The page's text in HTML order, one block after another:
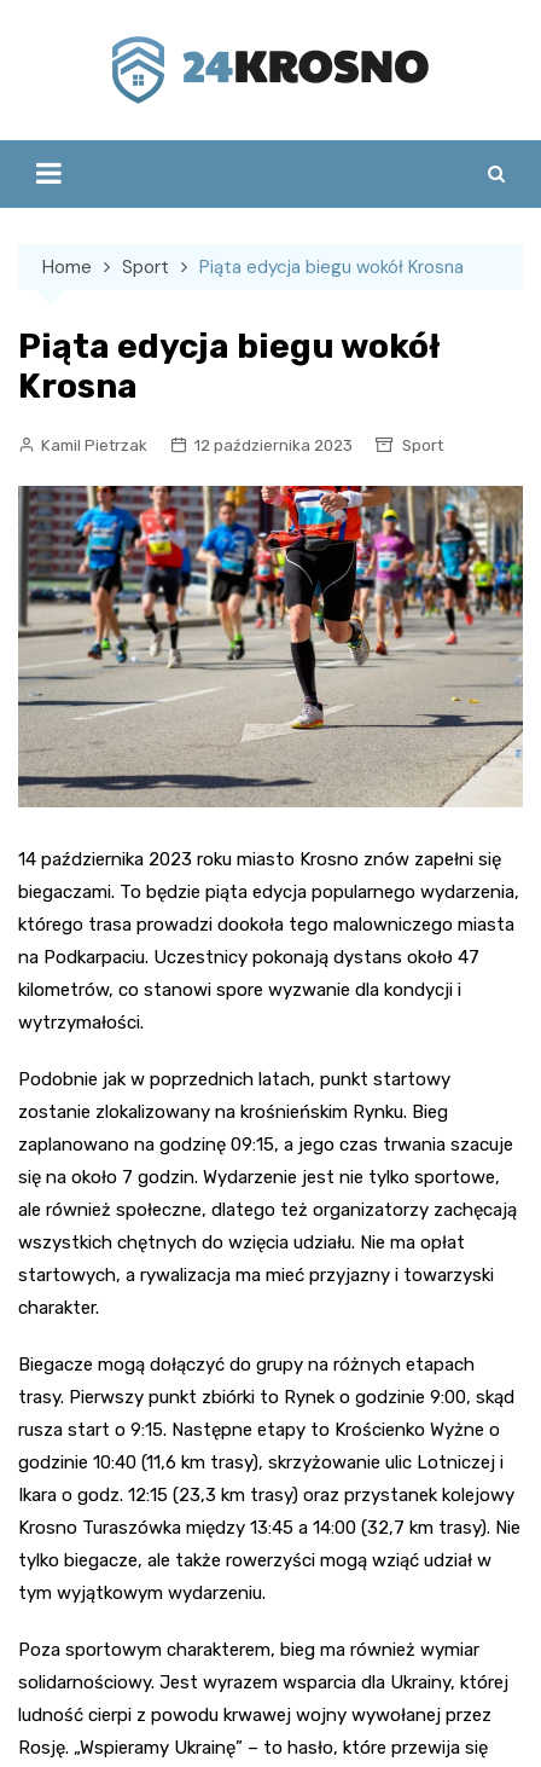
Home Sport Piąta edycja biegu wokół Krosna
Piąta edycja biegu wokół
Krosna
Kamil Pietrzak 12 października 2023 Sport
14 października 2023 roku miasto Krosno znów zapełni się
biegaczami. To będzie piąta edycja popularnego wydarzenia,
którego trasa prowadzi dookoła tego malowniczego miasta
na Podkarpaciu. Uczestnicy pokonają dystans około 47
kilometrów, co stanowi spore wyzwanie dla kondycji i
wytrzymałości.
Podobnie jak w poprzednich latach, punkt startowy
zostanie zlokalizowany na krośnieńskim Rynku. Bieg
zaplanowano na godzinę 09:15, a jego czas trwania szacuje
się na około 7 godzin. Wydarzenie jest nie tylko sportowe,
ale również społeczne, dlatego też organizatorzy zachęcają
wszystkich chętnych do wzięcia udziału. Nie ma opłat
startowych, a rywalizacja ma mieć przyjazny i towarzyski
charakter.
Biegacze mogą dołączyć do grupy na różnych etapach
trasy. Pierwszy punkt zbiórki to Rynek o godzinie 9:00, skąd
rusza start o 9:15. Następne etapy to Krościenko Wyżne o
godzinie 10:40 (11,6 km trasy), skrzyżowanie ulic Lotniczej i
Ikara o godz. 12:15 (23,3 km trasy) oraz przystanek kolejowy
Krosno Turaszówka między 13:45 a 14:00 (32,7 km trasy). Nie
tylko biegacze, ale także rowerzyści mogą wziąć udział w
tym wyjątkowym wydarzeniu.
Poza sportowym charakterem, bieg ma również wymiar
solidarnościowy. Jest wyrazem wsparcia dla Ukrainy, której
ludność cierpi z powodu krwawej wojny wywołanej przez
Rosję. „Wspieramy Ukrainę” – to hasło, które przewija się